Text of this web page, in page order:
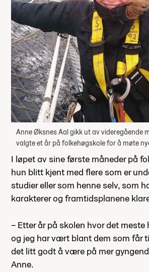
Anne Øksnes Aal gikk ut av videregående
valgte et år på folkehøgskole for å møte
I løpet av sine første måneder på
hun blitt kjent med flere som er
studier eller som henne selv, som
karakterer og framtidsplanene
– Etter år på skolen hvor det meste
og jeg har vært blant dem som får
det litt godt å være på mer
Anne.